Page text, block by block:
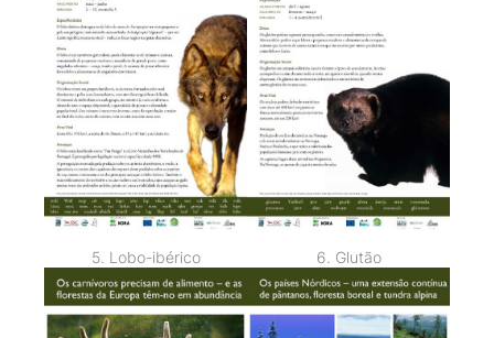
5. Lobo-ibérico 6. Glutão